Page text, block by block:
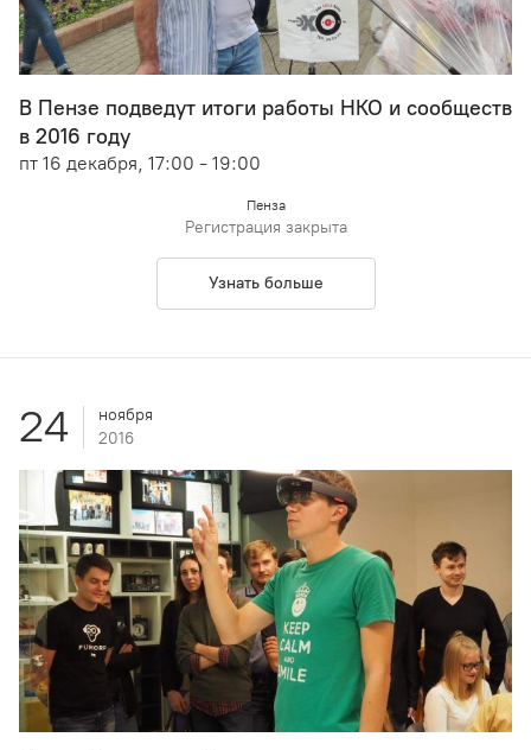
В Пензе подведут итоги работы НКО и сообществ
в 2016 году
пт 16 декабря, 17:00 - 19:00
Пенза
Регистрация закрыта
Узнать больше
24
ноября
2016